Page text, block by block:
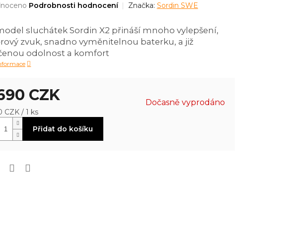
Podrobnosti hodnocení Značka: Sordin SWE
CZK
CZK / 1 ks
Dočasně vyprodáno
Přidat do košíku
sluchátek Sordin X2 přináší mnoho vylepšení,
zvuk, snadno vyměnitelnou baterku, a již
odolnost a komfort